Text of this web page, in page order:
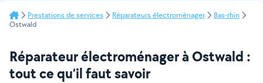
Prestations de services Réparateurs électroménager
Bas-rhin
Ostwald
Réparateur électroménager à Ostwald :
tout ce qu’il faut savoir